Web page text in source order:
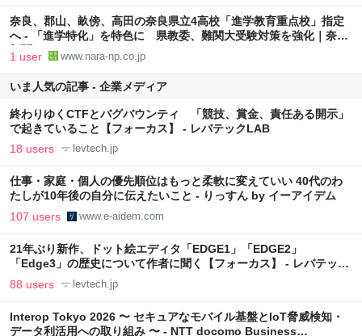
奈良、郡山、畝傍、高田の奈良県立4高校「進学教育重点校」指定
へ - 「進学特化」を特色に 県教委、難関大受験対策を強化｜奈良
新聞デジタル
1 user www.nara-np.co.jp
いま人気の記事 - 企業メディア
終わりゆくCTFとバグバウンティ 「競技、賞金、責任ある開示」
で起きていること【フォーカス】 - レバテックLAB
18 users levtech.jp
仕事・家庭・個人の優先順位はもっと柔軟に変えていい 40代のわ
たしが10年後の自分に伝えたいこと - りっすん by イーアイデム
107 users www.e-aidem.com
21年ぶり新作、ドット絵エディタ「EDGE1」「EDGE2」
「Edge3」の歴史について作者に聞く【フォーカス】 - レバテック
LAB
88 users levtech.jp
Interop Tokyo 2026 〜 セキュアなモバイル基盤とIoT脅威検知・
データ利活用への取り組み 〜 - NTT docomo Business